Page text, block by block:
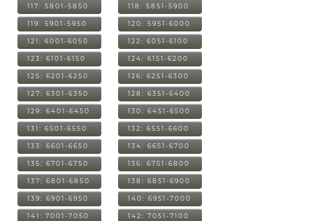
117: 5801-5850 118: 5851-5900
119: 5901-5950 120: 5951-6000
121: 6001-6050 122: 6051-6100
123: 6101-6150 124: 6151-6200
125: 6201-6250 126: 6251-6300
127: 6301-6350 128: 6351-6400
129: 6401-6450 130: 6451-6500
131: 6501-6550 132: 6551-6600
133: 6601-6650 134: 6651-6700
135: 6701-6750 136: 6751-6800
137: 6801-6850 138: 6851-6900
139: 6901-6950 140: 6951-7000
141: 7001-7050 142: 7051-7100